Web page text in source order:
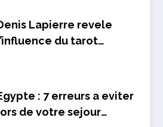
Lapierre revele
du tarot
: 7 erreurs a eviter
de votre sejour